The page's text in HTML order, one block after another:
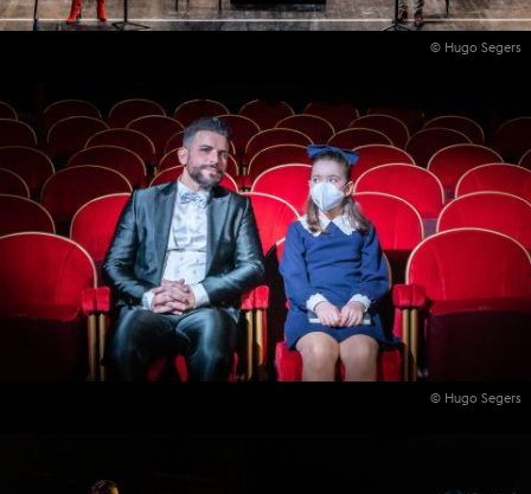
© Hugo Segers
© Hugo Segers